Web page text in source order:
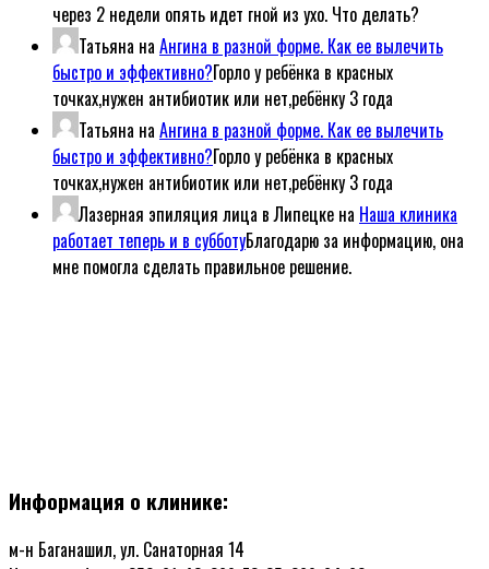
через 2 недели опять идет гной из ухо. Что делать?
Татьяна на Ангина в разной форме. Как ее вылечить
быстро и эффективно?Горло у ребёнка в красных
точках,нужен антибиотик или нет,ребёнку 3 года
Татьяна на Ангина в разной форме. Как ее вылечить
быстро и эффективно?Горло у ребёнка в красных
точках,нужен антибиотик или нет,ребёнку 3 года
Лазерная эпиляция лица в Липецке на Наша клиника
работает теперь и в субботуБлагодарю за информацию, она
мне помогла сделать правильное решение.
Информация о клинике:
м-н Баганашил, ул. Санаторная 14